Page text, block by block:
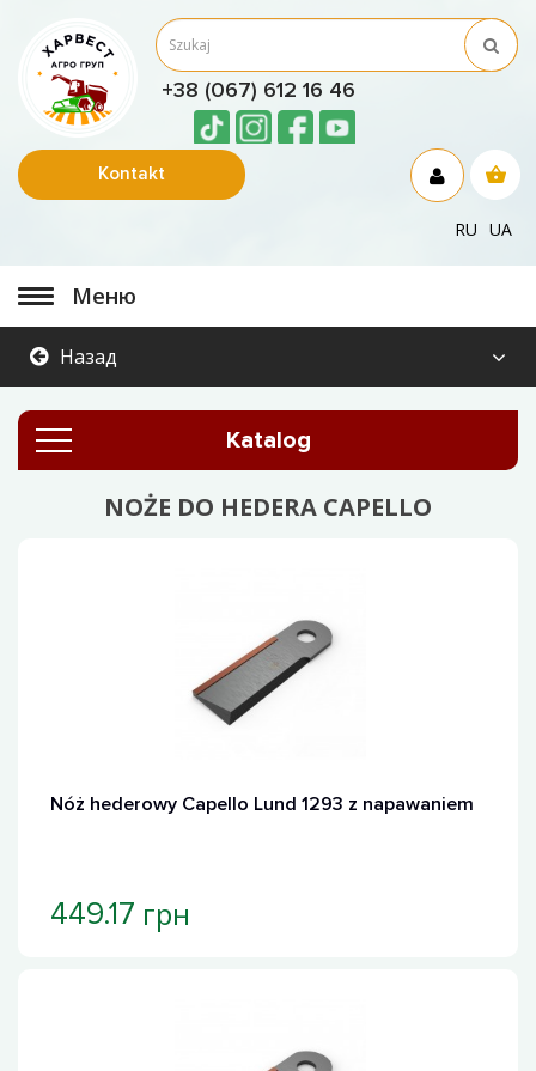
+38 (067) 612 16 46
Kontakt
RU UA
Меню
Назад
Katalog
NOŻE DO HEDERA CAPELLO
Nóż hederowy Capello Lund 1293 z napawaniem
449.17 грн